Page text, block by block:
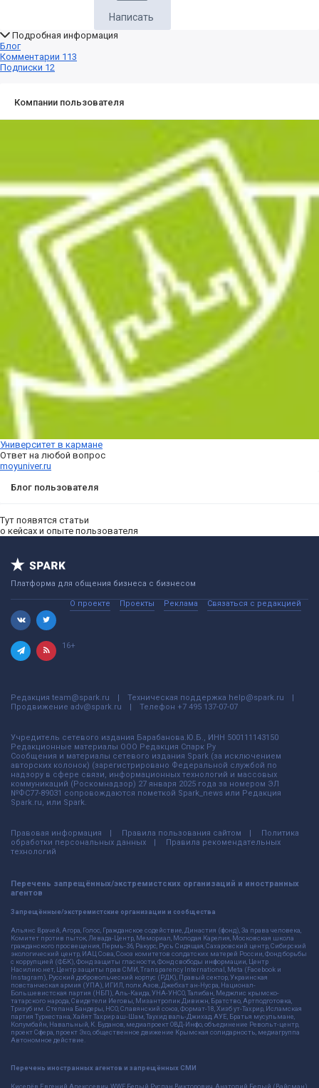
Написать
Подробная информация
Блог
Комментарии 113
Подписки 12
Компании пользователя
Университет в кармане
Ответ на любой вопрос
moyuniver.ru
Блог пользователя
Тут появятся статьи
о кейсах и опыте пользователя
Платформа для общения бизнеса с бизнесом
О проекте Проекты Реклама Связаться с редакцией
16+
Редакция team@spark.ru Техническая поддержка help@spark.ru
Продвижение adv@spark.ru Телефон +7 495 137-07-07
Учредитель сетевого издания Барабанова.Ю.Б., ИНН 500111143150
Редакционные материалы ООО Редакция Спарк Ру
Сообщения и материалы сетевого издания Spark (за исключением
авторских колонок) (зарегистрировано Федеральной службой по
надзору в сфере связи, информационных технологий и массовых
коммуникаций (Роскомнадзор) 27 января 2025 года за номером ЭЛ
№ФС77-89031 сопровождаются пометкой Spark_news или Редакция
Spark.ru, или Spark.
Правовая информация Правила пользования сайтом
Политика
обработки персональных данных
Правила рекомендательных
технологий
Перечень запрещённых/экстремистских организаций и иностранных
агентов
Запрещённые/экстремистские организации и сообщества
Альянс Врачей, Агора, Голос, Гражданское содействие, Династия (фонд), За права человека,
Комитет против пыток, Левада-Центр, Мемориал, Молодая Карелия, Московская школа
гражданского просвещения, Пермь-36, Ракурс, Русь Сидящая, Сахаровский центр, Сибирский
экологический центр, ИАЦ Сова, Союз комитетов солдатских матерей России, Фонд борьбы
с коррупцией (ФБК), Фонд защиты гласности, Фонд свободы информации, Центр
Насилию.нет, Центр защиты прав СМИ, Transparency International, Meta (Facebook и
Instagram), Русский добровольческий корпус (РДК), Правый сектор, Украинская
повстанческая армия (УПА), ИГИЛ, полк Азов, Джебхат ан-Нусра, Национал-
Большевистская партия (НБП), Аль-Каида, УНА-УНСО, Талибан, Меджлис крымско-
татарского народа, Свидетели Иеговы, Мизантропик Дивижн, Братство, Артподготовка,
Тризуб им. Степана Бандеры, НСО, Славянский союз, Формат-18, Хизб ут-Тахрир, Исламская
партия Туркестана, Хайят Тахрир аш-Шам, Таухид валь-Джихад, АУЕ, Братья мусульмане,
Колумбайн, Навальный, К. Буданов, медиапроект ОВД-Инфо, объединение Револьт-центр,
проект Сфера, проект Эхо, общественное движение Крымская солидарность, медиагруппа
Автономное действие.
Перечень иностранных агентов и запрещённых СМИ
Киселёв Евгений Алекссевич, WWF, Белый Руслан Викторович, Анатолий Белый (Вайсман),